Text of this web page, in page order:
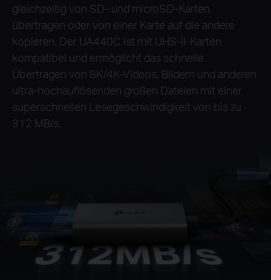
gleichzeitig von SD- und microSD-Karten
übertragen oder von einer Karte auf die andere
kopieren. Der UA440C ist mit UHS-II-Karten
kompatibel und ermöglicht das schnelle
Übertragen von 8K/4K-Videos, Bildern und anderen
ultra-hochauflösenden großen Dateien mit einer
superschnellen Lesegeschwindigkeit von bis zu
312 MB/s.